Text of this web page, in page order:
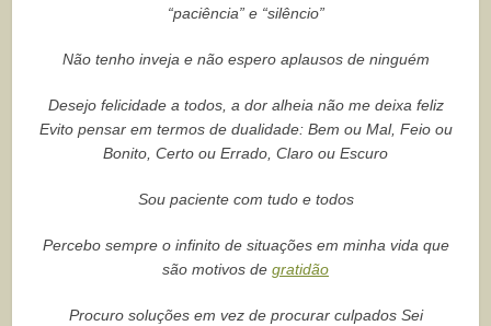
“paciência” e “silêncio”
Não tenho inveja e não espero aplausos de ninguém
Desejo felicidade a todos, a dor alheia não me deixa feliz
Evito pensar em termos de dualidade: Bem ou Mal, Feio ou
Bonito, Certo ou Errado, Claro ou Escuro
Sou paciente com tudo e todos
Percebo sempre o infinito de situações em minha vida que
são motivos de gratidão
Procuro soluções em vez de procurar culpados Sei